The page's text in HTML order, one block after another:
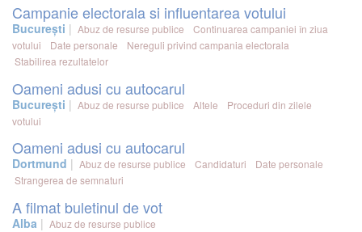
Campanie electorala si influentarea votului
București Abuz de resurse publice
Continuarea campaniei în ziua
votului
Date personale
Nereguli privind campania electorala
Stabilirea rezultatelor
Oameni adusi cu autocarul
București Abuz de resurse publice Altele
Proceduri din zilele
votului
Oameni adusi cu autocarul
Dortmund Abuz de resurse publice Candidaturi
Date personale
Strangerea de semnaturi
A filmat buletinul de vot
Alba Abuz de resurse publice